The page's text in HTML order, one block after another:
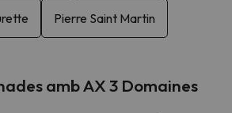
Pierre Saint Martin
amb AX 3 Domaines